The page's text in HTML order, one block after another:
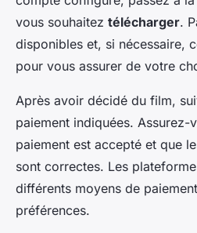
vous souhaitez télécharger.
disponibles et, si nécessaire,
pour vous assurer de votre
Après avoir décidé du film,
paiement indiquées.
paiement est accepté et que
sont correctes. Les
différents moyens de
préférences.